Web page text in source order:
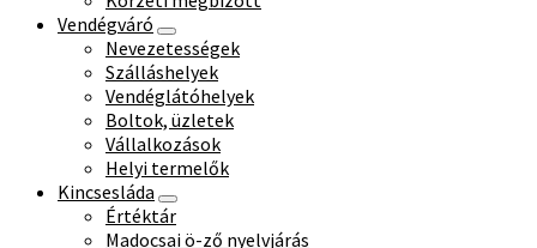
Vendégváró
Nevezetességek
Szálláshelyek
Vendéglátóhelyek
Boltok, üzletek
Vállalkozások
Helyi termelők
Kincsesláda
Értéktár
Madocsai ö-ző nyelvjárás